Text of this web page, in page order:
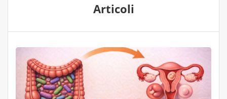
Articoli